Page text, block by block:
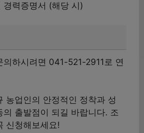
경력증명서 (해당 시)
의하시려면 041-521-2911로 연
농업인의 안정적인 정착과 성
의 출발점이 되길 바랍니다. 조
신청해보세요!